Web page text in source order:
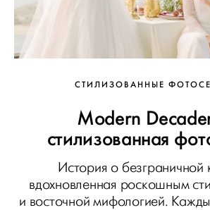
СТИЛИЗОВАННЫЕ
Modern
стилизованная
История о безграничной
вдохновленная роскошным
и восточной мифологией.